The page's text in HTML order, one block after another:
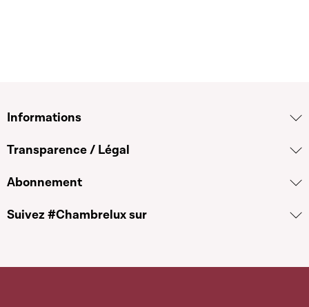
Informations
Transparence / Légal
Abonnement
Suivez #Chambrelux sur